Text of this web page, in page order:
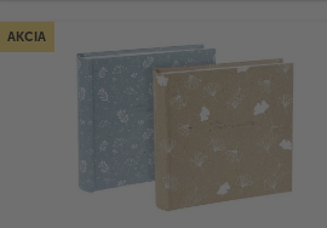
AKCIA